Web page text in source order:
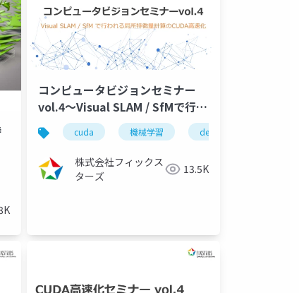
画像解析 画像処理 cuda高速化
コンピュータビジョンセミナー
vol.4～Visual SLAM / SfMで行わ
れる局所特徴量計算のCUDA高速
化～（2024/3/27）
cuda 機械学習 deeplearning
株式会社フィックス
ターズ
13.5K